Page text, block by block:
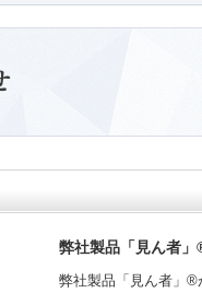
弊社製品「見ん者
弊社製品「見ん者」®